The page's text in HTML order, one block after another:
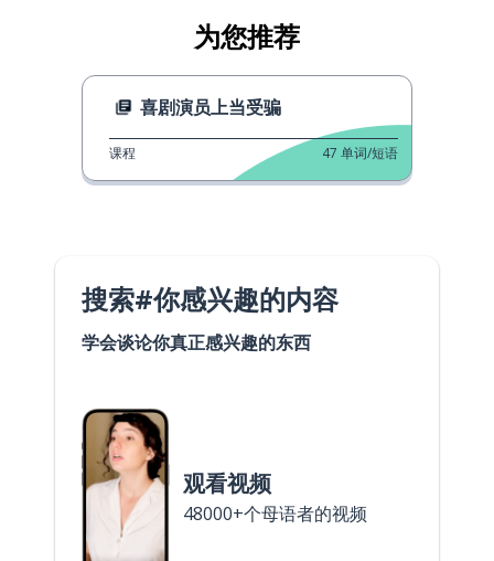
为您推荐
喜剧演员上当受骗
课程 47 单词/短语
搜索#你感兴趣的内容
学会谈论你真正感兴趣的东西
观看视频
48000+个母语者的视频